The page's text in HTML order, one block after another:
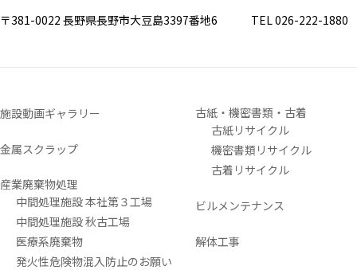
〒381-0022 長野県長野市大豆島3397番地6 TEL 026-222-1880
施設動画ギャラリー
金属スクラップ
産業廃棄物処理
中間処理施設 本社第３工場
中間処理施設 秋古工場
医療系廃棄物
発火性危険物混入防止のお願い
古紙・機密書類・古着
古紙リサイクル
機密書類リサイクル
古着リサイクル
ビルメンテナンス
解体工事